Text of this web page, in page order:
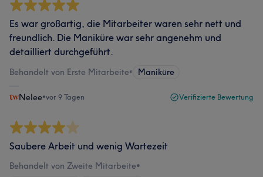
Es war großartig, die Mitarbeiter waren sehr nett und
freundlich. Die Maniküre war sehr angenehm und
detailliert durchgeführt.
Behandelt von Erste Mitarbeite• Maniküre
Nelee•vor 9 Tagen Verifizierte Bewertung
Saubere Arbeit und wenig Wartezeit
Behandelt von Zweite Mitarbeite•